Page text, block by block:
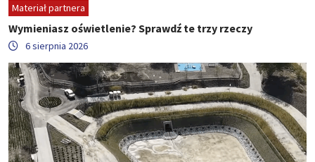
Materiał partnera
Wymieniasz oświetlenie? Sprawdź te trzy rzeczy
6 sierpnia 2026